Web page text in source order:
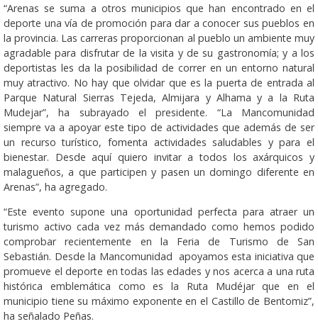
“Arenas se suma a otros municipios que han encontrado en el
deporte una vía de promoción para dar a conocer sus pueblos en
la provincia. Las carreras proporcionan al pueblo un ambiente muy
agradable para disfrutar de la visita y de su gastronomía; y a los
deportistas les da la posibilidad de correr en un entorno natural
muy atractivo. No hay que olvidar que es la puerta de entrada al
Parque Natural Sierras Tejeda, Almijara y Alhama y a la Ruta
Mudejar”, ha subrayado el presidente. “La Mancomunidad
siempre va a apoyar este tipo de actividades que además de ser
un recurso turístico, fomenta actividades saludables y para el
bienestar. Desde aquí quiero invitar a todos los axárquicos y
malagueños, a que participen y pasen un domingo diferente en
Arenas”, ha agregado.
“Este evento supone una oportunidad perfecta para atraer un
turismo activo cada vez más demandado como hemos podido
comprobar recientemente en la Feria de Turismo de San
Sebastián. Desde la Mancomunidad apoyamos esta iniciativa que
promueve el deporte en todas las edades y nos acerca a una ruta
histórica emblemática como es la Ruta Mudéjar que en el
municipio tiene su máximo exponente en el Castillo de Bentomiz”,
ha señalado Peñas.